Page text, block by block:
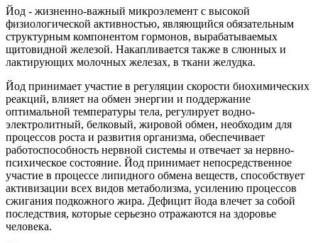
Йод - жизненно-важный микроэлемент с высокой
физиологической активностью, являющийся обязательным
структурным компонентом гормонов, вырабатываемых
щитовидной железой. Накапливается также в слюнных и
лактирующих молочных железах, в ткани желудка.
Йод принимает участие в регуляции скорости биохимических
реакций, влияет на обмен энергии и поддержание
оптимальной температуры тела, регулирует водно-
электролитный, белковый, жировой обмен, необходим для
процессов роста и развития организма, обеспечивает
работоспособность нервной системы и отвечает за нервно-
психическое состояние. Йод принимает непосредственное
участие в процессе липидного обмена веществ, способствует
активизации всех видов метаболизма, усилению процессов
сжигания подкожного жира. Дефицит йода влечет за собой
последствия, которые серьезно отражаются на здоровье
человека.